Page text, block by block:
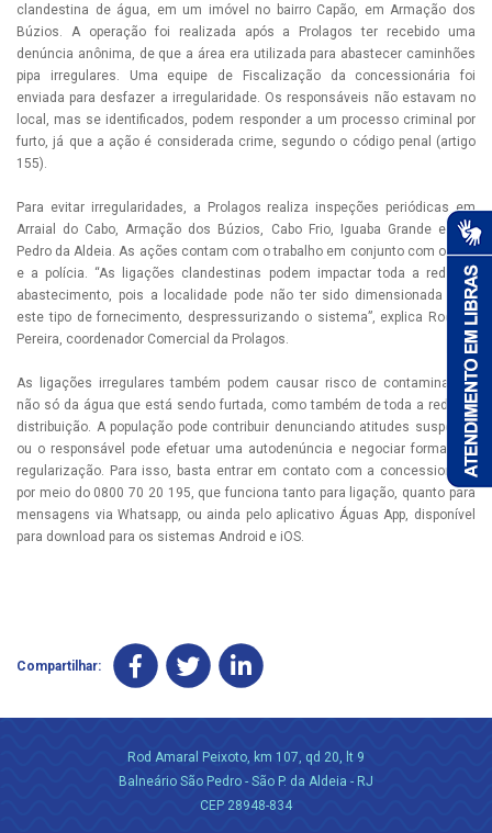
clandestina de água, em um imóvel no bairro Capão, em Armação dos
Búzios. A operação foi realizada após a Prolagos ter recebido uma
denúncia anônima, de que a área era utilizada para abastecer caminhões
pipa irregulares. Uma equipe de Fiscalização da concessionária foi
enviada para desfazer a irregularidade. Os responsáveis não estavam no
local, mas se identificados, podem responder a um processo criminal por
furto, já que a ação é considerada crime, segundo o código penal (artigo
155).
Para evitar irregularidades, a Prolagos realiza inspeções periódicas em
Arraial do Cabo, Armação dos Búzios, Cabo Frio, Iguaba Grande e São
Pedro da Aldeia. As ações contam com o trabalho em conjunto com o Inea
e a polícia. “As ligações clandestinas podem impactar toda a rede de
abastecimento, pois a localidade pode não ter sido dimensionada para
este tipo de fornecimento, despressurizando o sistema”, explica Rodrigo
Pereira, coordenador Comercial da Prolagos.
As ligações irregulares também podem causar risco de contaminação,
não só da água que está sendo furtada, como também de toda a rede de
distribuição. A população pode contribuir denunciando atitudes suspeitas
ou o responsável pode efetuar uma autodenúncia e negociar formas de
regularização. Para isso, basta entrar em contato com a concessionária
por meio do 0800 70 20 195, que funciona tanto para ligação, quanto para
mensagens via Whatsapp, ou ainda pelo aplicativo Águas App, disponível
para download para os sistemas Android e iOS.
Compartilhar:
Rod Amaral Peixoto, km 107, qd 20, lt 9
Balneário São Pedro - São P. da Aldeia - RJ
CEP 28948-834